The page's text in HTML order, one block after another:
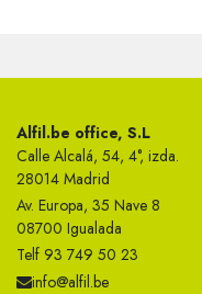
Alfil.be office, S.L
Calle Alcalá, 54, 4°, izda.
28014 Madrid
Av. Europa, 35 Nave 8
08700 Igualada
Telf 93 749 50 23
info@alfil.be